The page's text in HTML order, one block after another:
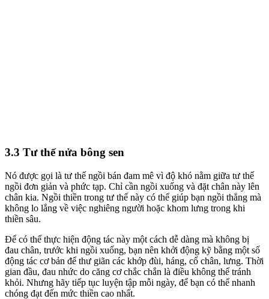
3.3 Tư thế nửa bông sen
Nó được gọi là tư thế ngồi bán đam mê vì độ khó nằm giữa tư thế
ngồi đơn giản và phức tạp. Chỉ cần ngồi xuống và đặt chân này lên
chân kia. Ngồi thiền trong tư thế này có thể giúp bạn ngồi thẳng mà
không lo lắng về việc nghiêng người hoặc khom lưng trong khi
thiền sâu.
Để có thể thực hiện động tác này một cách dễ dàng mà không bị
đau chân, trước khi ngồi xuống, bạn nên khởi động kỹ bằng một số
động tác cơ bản để thư giãn các khớp đùi, háng, cổ chân, lưng. Thời
gian đầu, đau nhức do căng cơ chắc chắn là điều không thể tránh
khỏi. Nhưng hãy tiếp tục luyện tập mỗi ngày, để bạn có thể nhanh
chóng đạt đến mức thiền cao nhất.